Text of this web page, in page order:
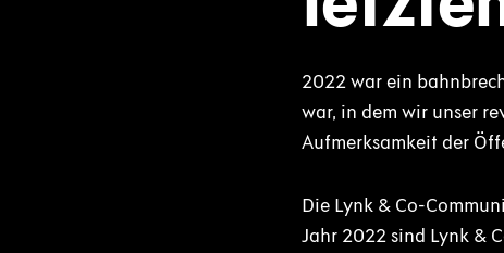
2022 war ein
war, in dem wir unser
Aufmerksamkeit der
Die Lynk & Co-
Jahr 2022 sind Lynk &